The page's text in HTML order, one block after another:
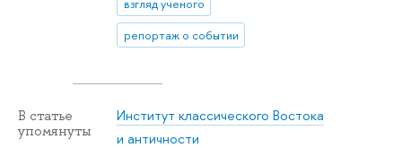
взгляд ученого
репортаж о событии
В статье
упомянуты
Институт классического Востока
и античности